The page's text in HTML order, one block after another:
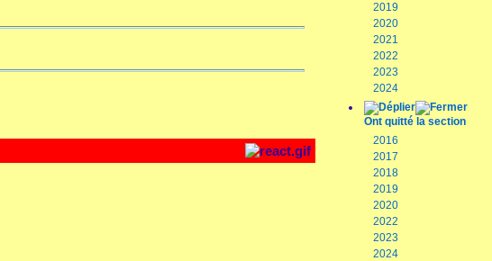
2019
2020
2021
2022
2023
2024
Ont quitté la section
2016
2017
2018
2019
2020
2022
2023
2024